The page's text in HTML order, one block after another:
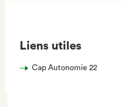
Liens utiles
Cap Autonomie 22